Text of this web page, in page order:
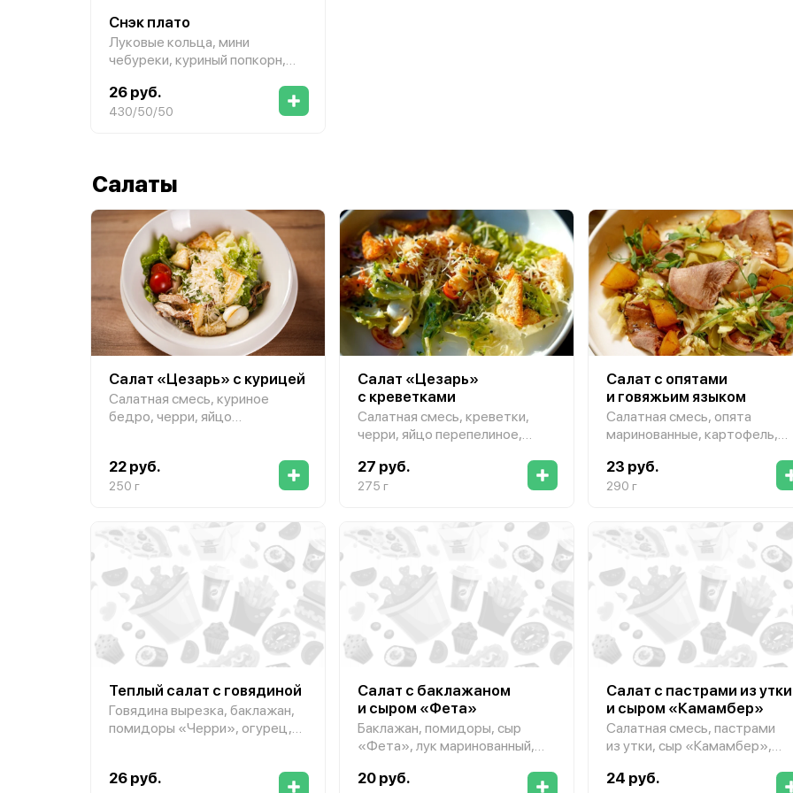
Снэк плато
Луковые кольца, мини
чебуреки, куриный попкорн,
«Горчичный»,
соус «Чесночный»
26 руб.
430/50/50
Салаты
Салат «Цезарь» с курицей
Салатная смесь, куриное
бедро, черри, яйцо
соус «Домашний майонез»
22 руб.
250 г
Салат «Цезарь»
с креветками
Салатная смесь, креветки,
черри, яйцо перепелиное,
соус «Домашний майонез»
27 руб.
275 г
Салат с опятами
и говяжьим языком
Салатная смесь, опята
маринованные, картофель,
перепелиное, огурец
маринованный, оливковое
уксус «Бальзамический»
23 руб.
290 г
Теплый салат с говядиной
Говядина вырезка, баклажан,
помидоры «Черри», огурец,
заправка, чиабатта
26 руб.
Салат с баклажаном
и сыром «Фета»
Баклажан, помидоры, сыр
«Фета», лук маринованный,
кунжут, заправка
20 руб.
Салат с пастрами из утки
и сыром «Камамбер»
Салатная смесь, пастрами
из утки, сыр «Камамбер»,
руккола, груша, огурец,
24 руб.